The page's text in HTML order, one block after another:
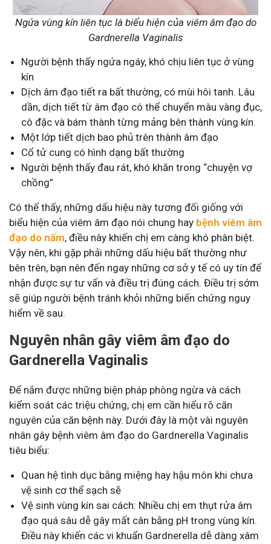
Ngứa vùng kín liên tục là biểu hiện của viêm âm đạo do
Gardnerella Vaginalis
Người bệnh thấy ngứa ngáy, khó chịu liên tục ở vùng
kín
Dịch âm đạo tiết ra bất thường, có mùi hôi tanh. Lâu
dần, dịch tiết từ âm đạo có thể chuyển màu vàng đục,
cô đặc và bám thành từng mảng bên thành vùng kín.
Một lớp tiết dịch bao phủ trên thành âm đạo
Cổ tử cung có hình dạng bất thường
Người bệnh thấy đau rát, khó khăn trong “chuyện vợ
chồng”
Có thể thấy, những dấu hiệu này tương đối giống với
biểu hiện của viêm âm đạo nói chung hay bệnh viêm âm
đạo do nấm, điều này khiến chị em càng khó phân biệt.
Vậy nên, khi gặp phải những dấu hiệu bất thường như
bên trên, bạn nên đến ngay những cơ sở y tế có uy tín để
nhận được sự tư vấn và điều trị đúng cách. Điều trị sớm
sẽ giúp người bệnh tránh khỏi những biến chứng nguy
hiểm về sau.
Nguyên nhân gây viêm âm đạo do
Gardnerella Vaginalis
Để nắm được những biện pháp phòng ngừa và cách
kiểm soát các triệu chứng, chị em cần hiểu rõ căn
nguyên của căn bệnh này. Dưới đây là một vài nguyên
nhân gây bệnh viêm âm đạo do Gardnerella Vaginalis
tiêu biểu:
Quan hệ tình dục bằng miệng hay hậu môn khi chưa
vệ sinh cơ thể sạch sẽ
Vệ sinh vùng kín sai cách: Nhiều chị em thụt rửa âm
đạo quá sâu dễ gây mất cân bằng pH trong vùng kín.
Điều này khiến các vi khuẩn Gardnerella dễ dàng xâm